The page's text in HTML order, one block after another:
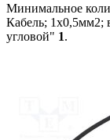
Минимальное
Кабель; 1x0,5мм2;
угловой" 1.